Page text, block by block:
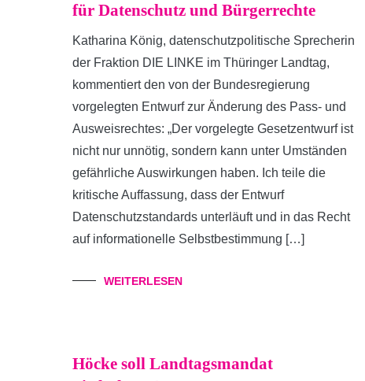
für Datenschutz und Bürgerrechte
Katharina König, datenschutzpolitische Sprecherin
der Fraktion DIE LINKE im Thüringer Landtag,
kommentiert den von der Bundesregierung
vorgelegten Entwurf zur Änderung des Pass- und
Ausweisrechtes: „Der vorgelegte Gesetzentwurf ist
nicht nur unnötig, sondern kann unter Umständen
gefährliche Auswirkungen haben. Ich teile die
kritische Auffassung, dass der Entwurf
Datenschutzstandards unterläuft und in das Recht
auf informationelle Selbstbestimmung […]
WEITERLESEN
Höcke soll Landtagsmandat